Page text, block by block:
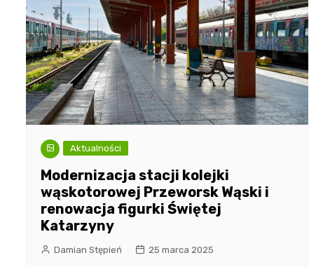
Aktualności
Modernizacja stacji kolejki
wąskotorowej Przeworsk Wąski i
renowacja figurki Świętej
Katarzyny
Damian Stępień 25 marca 2025